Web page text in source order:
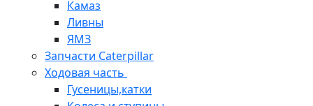
Камаз
Ливны
ЯМЗ
Запчасти Caterpillar
Ходовая часть
Гусеницы,катки